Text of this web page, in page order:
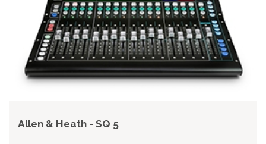
Allen & Heath - SQ 5